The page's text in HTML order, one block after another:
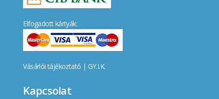
Elfogadott kártyák:
Vásárlói tájékoztató | GY.I.K.
Kapcsolat